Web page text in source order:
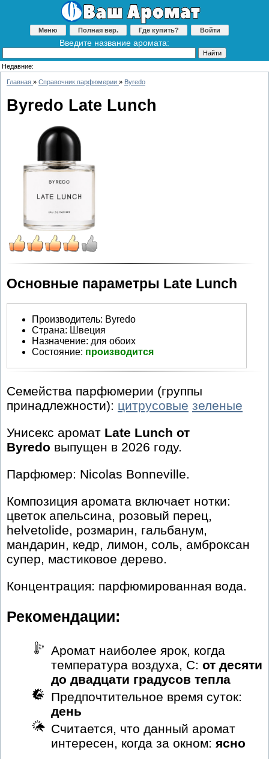
Меню Полная вер. Где купить? Войти
Введите название аромата:
Недавние:
Главная » Справочник парфюмерии » Byredo
Byredo Late Lunch
Основные параметры Late Lunch
Производитель: Byredo
Страна: Швеция
Назначение: для обоих
Состояние: производится
Семейства парфюмерии (группы
принадлежности): цитрусовые зеленые
Унисекс аромат Late Lunch от
Byredo выпущен в 2026 году.
Парфюмер: Nicolas Bonneville.
Композиция аромата включает нотки:
цветок апельсина, розовый перец,
helvetolide, розмарин, гальбанум,
мандарин, кедр, лимон, соль, амброксан
супер, мастиковое дерево.
Концентрация: парфюмированная вода.
Рекомендации:
Аромат наиболее ярок, когда
температура воздуха, С: от десяти
до двадцати градусов тепла
Предпочтительное время суток:
день
Считается, что данный аромат
интересен, когда за окном: ясно